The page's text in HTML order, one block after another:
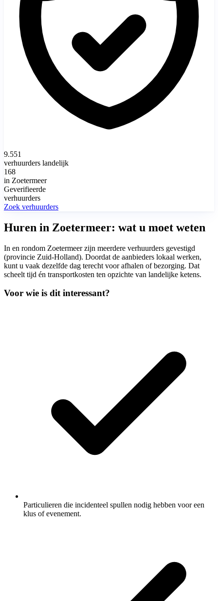
9.551
verhuurders landelijk
168
in Zoetermeer
Geverifieerde
verhuurders
Zoek verhuurders
Huren in Zoetermeer: wat u moet weten
In en rondom Zoetermeer zijn meerdere verhuurders gevestigd
(provincie Zuid-Holland). Doordat de aanbieders lokaal werken,
kunt u vaak dezelfde dag terecht voor afhalen of bezorging. Dat
scheelt tijd én transportkosten ten opzichte van landelijke ketens.
Voor wie is dit interessant?
Particulieren die incidenteel spullen nodig hebben voor een
klus of evenement.